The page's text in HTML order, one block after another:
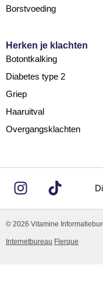
Borstvoeding
Herken je klachten
Botontkalking
Diabetes type 2
Griep
Haaruitval
Overgangsklachten
© 2026 Vitamine
Internetbureau Flerque